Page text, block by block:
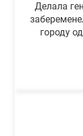
Делала
городу